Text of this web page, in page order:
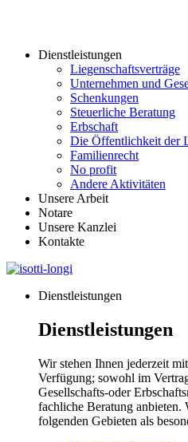
Dienstleistungen
Liegenschaftsverträge
Unternehmen und
Schenkungen
Steuerliche Beratung
Erbschaft
Die Öffentlichkeit der
Familienrecht
No profit
Andere Aktivitäten
Unsere Arbeit
Notare
Unsere Kanzlei
Kontakte
Dienstleistungen
Dienstleistungen
Wir stehen Ihnen jederzeit
Verfügung; sowohl im
Gesellschafts-oder
fachliche Beratung anbieten.
folgenden Gebieten als